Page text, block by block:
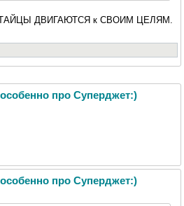
ДВИГАЮТСЯ к СВОИМ ЦЕЛЯМ.
про Суперджет:)
про Суперджет:)